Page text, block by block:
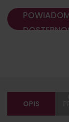
OPIS